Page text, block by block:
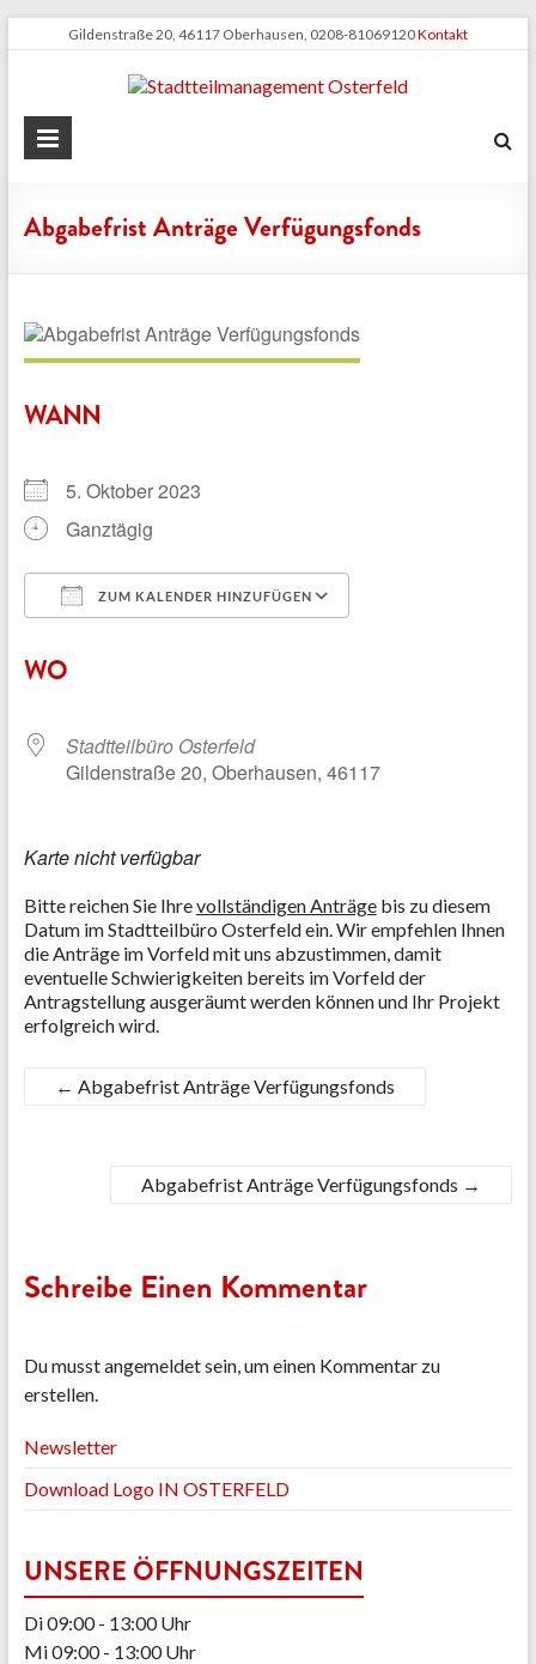
Gildenstraße 20, 46117 Oberhausen, 0208-81069120Kontakt
Stadtteilmanagement
Abgabefrist Anträge Verfügungsfonds
WANN
5. Oktober 2023
Ganztägig
ZUM KALENDER HINZUFÜGEN
WO
Stadtteilbüro Osterfeld
Gildenstraße 20, Oberhausen, 46117
Karte nicht verfügbar
Bitte reichen Sie Ihrevollständigen Anträgebis zu diesem
Datum im Stadtteilbüro Osterfeld ein.Wir empfehlen Ihnen
die Anträge im Vorfeld mit uns abzustimmen, damit
eventuelle Schwierigkeiten bereits im Vorfeld der
Antragstellung ausgeräumt werden können und Ihr Projekt
erfolgreich wird.
← Abgabefrist Anträge Verfügungsfonds
Abgabefrist Anträge Verfügungsfonds →
Schreibe Einen Kommentar
Du musst angemeldet sein, um einen Kommentar zu
erstellen.
Newsletter
Download Logo IN OSTERFELD
UNSERE ÖFFNUNGSZEITEN
Di 09:00 - 13:00 Uhr
Mi 09:00 - 13:00 Uhr